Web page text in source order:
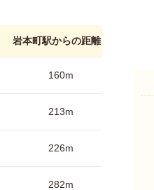
岩本町駅からの距離
160m
213m
226m
282m